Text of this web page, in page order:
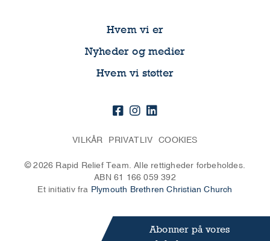
Hvem vi er
Nyheder og medier
Hvem vi støtter
VILKÅR PRIVATLIV COOKIES
© 2026 Rapid Relief Team. Alle rettigheder forbeholdes.
ABN 61 166 059 392
Et initiativ fra Plymouth Brethren Christian Church
Abonner på vores